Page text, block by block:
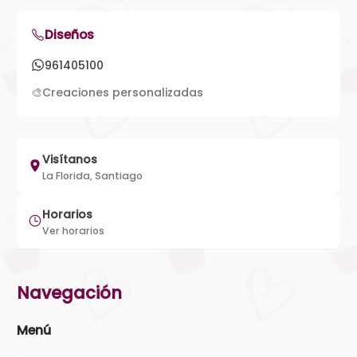
Diseños
961405100
🎨Creaciones personalizadas
Visítanos
La Florida, Santiago
Horarios
Ver horarios
Navegación
Menú